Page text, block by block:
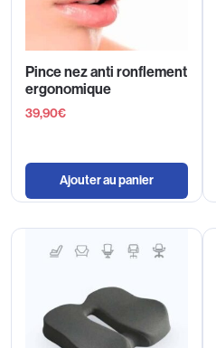
Pince nez anti ronflement
ergonomique
39,90€
Ajouter au panier